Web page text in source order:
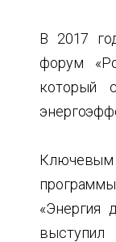
В 2017
форум
который
«Энергия
выступил